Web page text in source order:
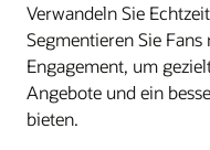
Verwandeln Sie
Segmentieren Sie
Engagement, um
Angebote und ein
bieten.